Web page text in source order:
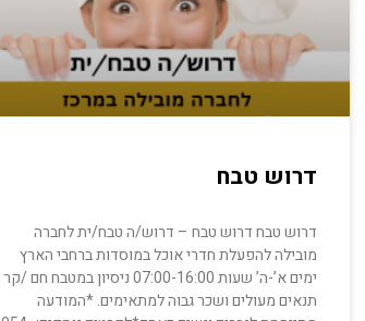
דרוש טבח
דרוש טבח דרוש טבח – דרוש/ה טבח/ית לחברה
מובילה להפעלת חדרי אוכל במוסדות ברחבי הארץ
ימים א’-ה’ שעות 07:00-16:00 ניסיון במטבח חם /קר
תנאים מעולים ושכר גבוה למתאימים. *המודעה